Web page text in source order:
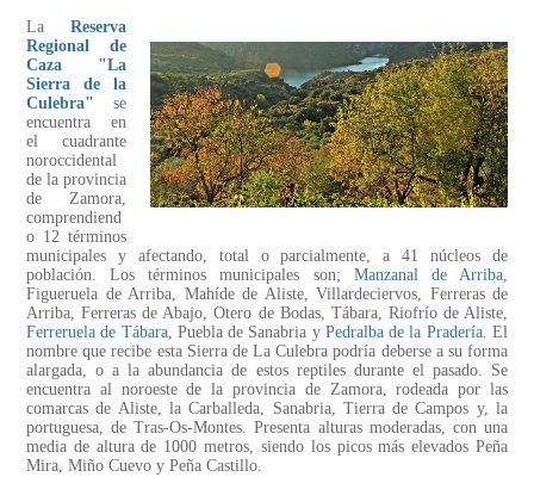
La Reserva
Regional de
Caza "La
Sierra de la
Culebra"
se
encuentra en
el cuadrante
noroccidental
de la provincia
de Zamora,
comprendiend
o 12 términos
municipales y afectando, total o parcialmente, a 41 núcleos de
población. Los términos municipales son; Manzanal de Arriba,
Figueruela de Arriba, Mahíde de Aliste, Villardeciervos, Ferreras de
Arriba, Ferreras de Abajo, Otero de Bodas, Tábara, Riofrío de Aliste,
Ferreruela de Tábara, Puebla de Sanabria y Pedralba de la Pradería. El
nombre que recibe esta Sierra de La Culebra podría deberse a su forma
alargada, o a la abundancia de estos reptiles durante el pasado. Se
encuentra al noroeste de la provincia de Zamora, rodeada por las
comarcas de Aliste, la Carballeda, Sanabria, Tierra de Campos y, la
portuguesa, de Tras-Os-Montes. Presenta alturas moderadas, con una
media de altura de 1000 metros, siendo los picos más elevados Peña
Mira, Miño Cuevo y Peña Castillo.